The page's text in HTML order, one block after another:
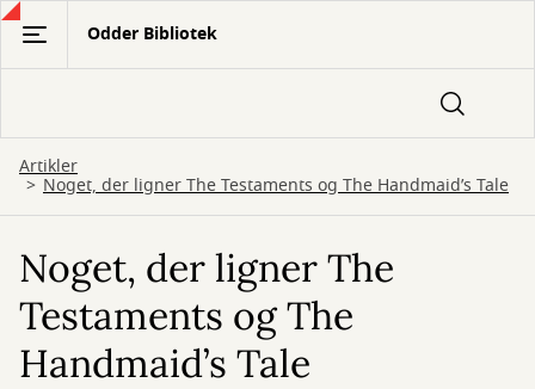
Gå
hovedindhold
Odder Bibliotek
Artikler
Noget, der ligner The Testaments og The Handmaid’s Tale
Noget, der ligner The
Testaments og The
Handmaid’s Tale